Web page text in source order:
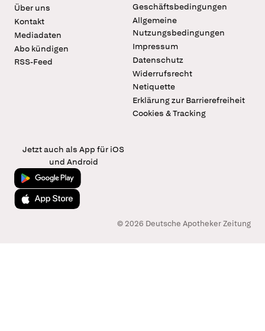
Über uns
Kontakt
Mediadaten
Abo kündigen
RSS-Feed
Geschäftsbedingungen
Allgemeine
Nutzungsbedingungen
Impressum
Datenschutz
Widerrufsrecht
Netiquette
Erklärung zur Barrierefreiheit
Cookies & Tracking
Jetzt auch als App für iOS
und Android
Jetzt bei Google Play
Laden im App Store
© 2026 Deutsche Apotheker Zeitung